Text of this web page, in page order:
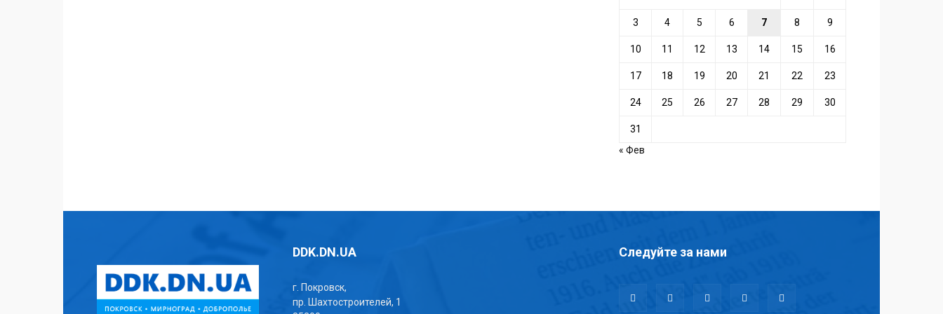
3 4 5 6 7 8 9
10 11 12 13 14 15 16
17 18 19 20 21 22 23
24 25 26 27 28 29 30
31
« Фев
DDK.DN.UA
г. Покровск,
пр. Шахтостроителей, 1
Следуйте за нами